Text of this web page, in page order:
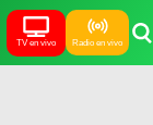
TV en vivo Radio en vivo